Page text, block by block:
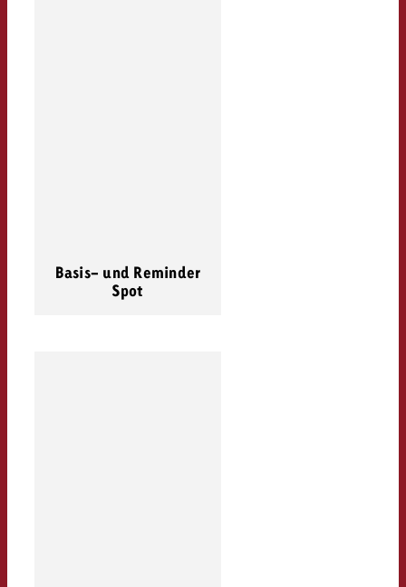
Basis- und Reminder
Spot